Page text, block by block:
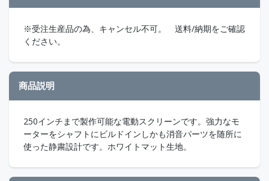
※受注生産品の為、キャンセル不可。 送料/納期をご確認
ください。
商品説明
250インチまで製作可能な電動スクリーンです。強力なモ
ーターをシャフトにビルドインしかも消音パーツを随所に
使った静粛設計です。ホワイトマット生地。